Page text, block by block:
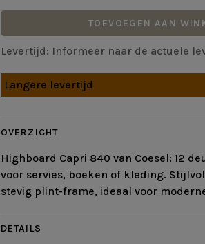
TOEVOEGEN AAN
Levertijd: Informeer naar de actuele
Langere levertijd
OVERZICHT
Highboard Capri 840 van Coesel: 12
voor servies, boeken of kleding.
stevig plint-frame, ideaal voor
DETAILS